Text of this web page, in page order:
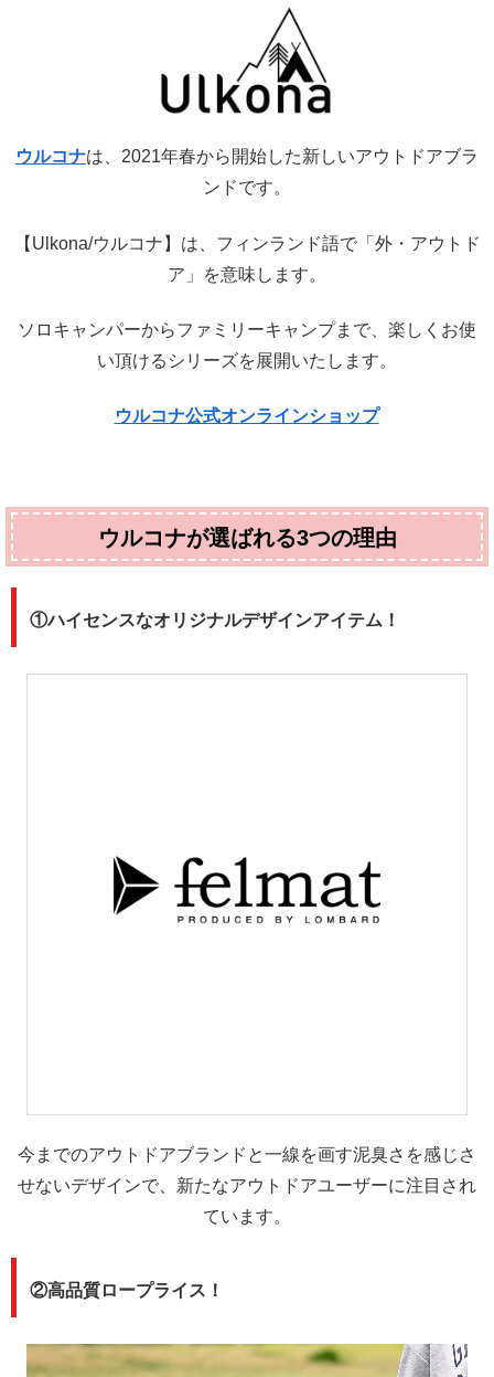
ウルコナは、2021年春から開始した新しいアウトドアブラ
ンドです。
【Ulkona/ウルコナ】は、フィンランド語で「外・アウトド
ア」を意味します。
ソロキャンパーからファミリーキャンプまで、楽しくお使
い頂けるシリーズを展開いたします。
ウルコナ公式オンラインショップ
ウルコナが選ばれる3つの理由
①ハイセンスなオリジナルデザインアイテム！
今までのアウトドアブランドと一線を画す泥臭さを感じさ
せないデザインで、新たなアウトドアユーザーに注目され
ています。
②高品質ロープライス！